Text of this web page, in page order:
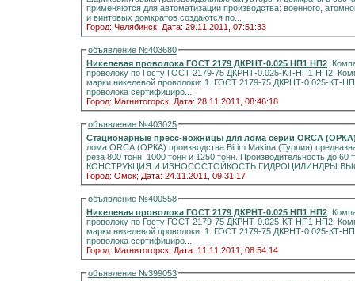
применяются для автоматизации производства: военного,
и винтовых домкратов создаются по...
Город: Челябинск; Дата: 29.11.2011, 07:51:33
объявление №403680
Никелевая проволока ГОСТ 2179 ДКРНТ-0.025 НП1 НП2 .
проволоку по Госту ГОСТ 2179-75 ДКРНТ-0.025-KT-НП1 НП2. Компания предлагает из наличия и под заказ, следующие
марки никелевой проволоки: 1. ГОСТ 2179-75 ДКРНТ-0.025-КТ-НП-1 2. ГОСТ 2179-75 ДКРНТ-0.025-КТ-НП-2
проволока сертифициро...
Город: Магнитогорск; Дата: 28.11.2011, 08:46:18
объявление №403025
Стационарные пресс-ножницы для лома серии ORCA
лома ORCA (ОРКА) производства Birim Makina (Турция)
реза 800 тонн, 1000 тонн и 1250 тонн. Производительность до 60
КОНСТРУКЦИЯ И ИЗНОСОСТОЙКОСТЬ
Город: Омск; Дата: 24.11.2011, 09:31:17
объявление №400558
Никелевая проволока ГОСТ 2179 ДКРНТ-0.025 НП1 НП2 .
проволоку по Госту ГОСТ 2179-75 ДКРНТ-0.025-KT-НП1 НП2. Компания предлагает из наличия и под заказ, следующие
марки никелевой проволоки: 1. ГОСТ 2179-75 ДКРНТ-0.025-КТ-НП-1 2. ГОСТ 2179-75 ДКРНТ-0.025-КТ-НП-2
проволока сертифициро...
Город: Магнитогорск; Дата: 11.11.2011, 08:54:14
объявление №399053